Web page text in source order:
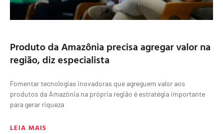
Produto da Amazônia precisa agregar valor na
região, diz especialista
Fomentar tecnologias inovadoras que agreguem valor aos
produtos da Amazônia na própria região é estratégia importante
para gerar riqueza
LEIA MAIS